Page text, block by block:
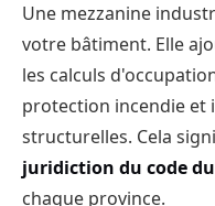
Une mezzanine
votre bâtiment. Elle
les calculs
protection incendie et
structurelles. Cela
juridiction du code
chaque province.